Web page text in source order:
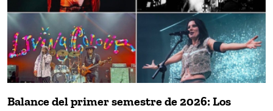
Balance del primer semestre de 2026: Los